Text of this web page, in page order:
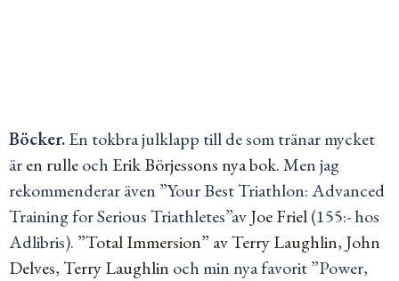
Böcker.En tokbra julklapp till de som tränar mycket
ären rulleoch Erik Börjessons nya bok.Men jag
rekommenderar även ”Your Best Triathlon: Advanced
Training for Serious Triathletes”avJoe Friel(155:- hos
Adlibris). ”Total Immersion” av Terry Laughlin, John
Delves, Terry Laughlin och min nya favorit ”Power,